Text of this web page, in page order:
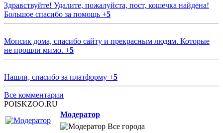
Здравствуйте! Удалите, пожалуйста, пост, кошечка найдена!
Большое спасибо за помощь +5
Мопсик дома, спасибо сайту и прекрасным людям. Которые
не прошли мимо. +5
Нашли, спасибо за платформу +5
Все комментарии
POISKZOO.RU
Модератор
Все города